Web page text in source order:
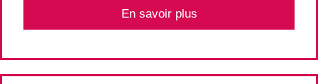
En savoir plus